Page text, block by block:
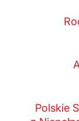
Polskie